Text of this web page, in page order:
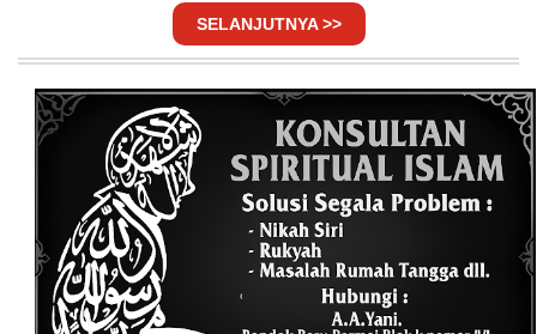
SELANJUTNYA >>